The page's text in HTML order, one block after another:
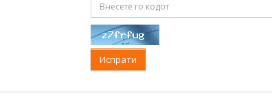
Испрати